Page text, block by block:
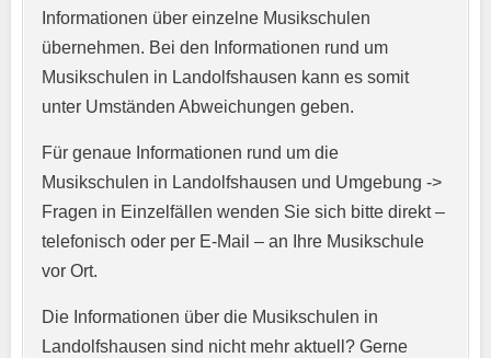
E-Mail-Adresse*
Informationen über einzelne Musikschulen
übernehmen. Bei den Informationen rund um
Musikschulen in Landolfshausen kann es somit
unter Umständen Abweichungen geben.
Für genaue Informationen rund um die
Musikschulen in Landolfshausen und Umgebung ->
Fragen in Einzelfällen wenden Sie sich bitte direkt –
telefonisch oder per E-Mail – an Ihre Musikschule
vor Ort.
Die Informationen über die Musikschulen in
Landolfshausen sind nicht mehr aktuell? Gerne